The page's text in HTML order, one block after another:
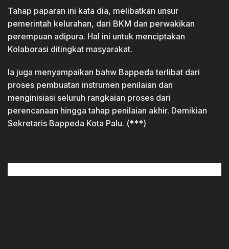
Tahap paparan ini kata dia, melibatkan unsur
pemerintah kelurahan, dari BKM dan perwakikan
perempuan adipura. Hal ini untuk menciptakan
Kolaborasi ditingkat masyarakat.
Ia juga menyampaikan bahw Bappeda terlibat dari
proses pembuatan instrumen penilaian dan
menginisiasi seluruh rangkaian proses dari
perencanaan hingga tahap penilaian akhir. Demikian
Sekretaris Bappeda Kota Palu. (***)